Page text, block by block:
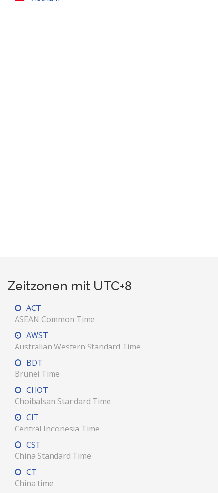
Zeitzonen mit UTC+8
ACT
ASEAN Common Time
AWST
Australian Western Standard Time
BDT
Brunei Time
CHOT
Choibalsan Standard Time
CIT
Central Indonesia Time
CST
China Standard Time
CT
China time